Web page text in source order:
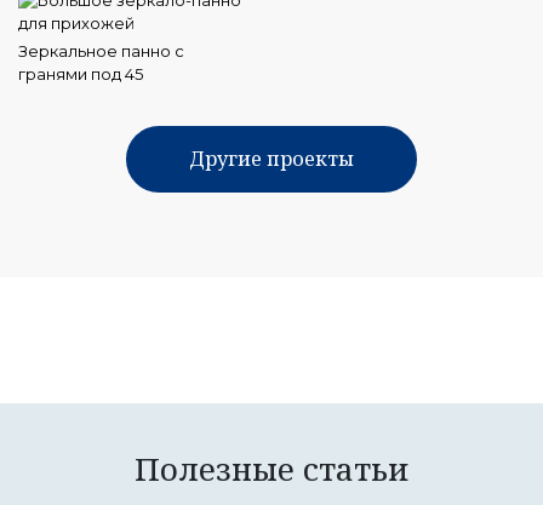
Зеркальное панно с
гранями под 45
Другие проекты
Полезные статьи